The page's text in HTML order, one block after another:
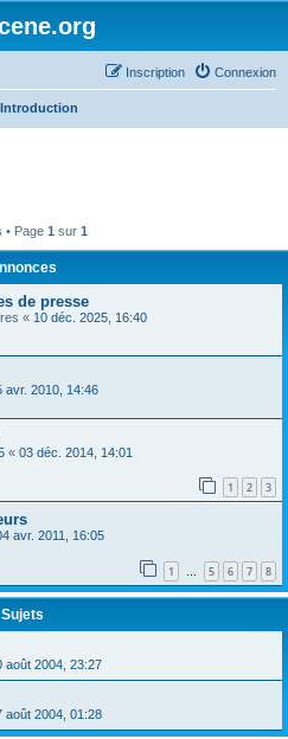
Connexion
Inscription
Introduction
• Page 1 sur 1
de presse
« 10 déc. 2025, 16:40
avr. 2010, 14:46
« 03 déc. 2014, 14:01
1 2 3
avr. 2011, 16:05
1 … 5 6 7 8
Sujets
août 2004, 23:27
août 2004, 01:28